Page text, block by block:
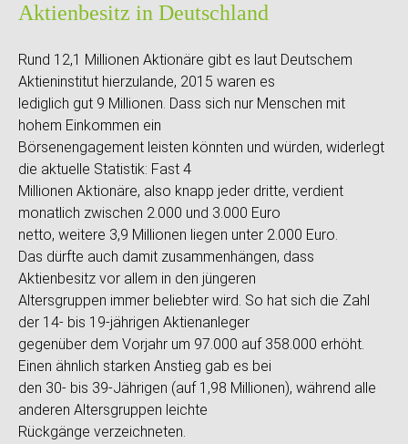
Aktienbesitz in Deutschland
Rund 12,1 Millionen Aktionäre gibt es laut Deutschem
Aktieninstitut hierzulande, 2015 waren es
lediglich gut 9 Millionen. Dass sich nur Menschen mit
hohem Einkommen ein
Börsenengagement leisten könnten und würden, widerlegt
die aktuelle Statistik: Fast 4
Millionen Aktionäre, also knapp jeder dritte, verdient
monatlich zwischen 2.000 und 3.000 Euro
netto, weitere 3,9 Millionen liegen unter 2.000 Euro.
Das dürfte auch damit zusammenhängen, dass
Aktienbesitz vor allem in den jüngeren
Altersgruppen immer beliebter wird. So hat sich die Zahl
der 14- bis 19-jährigen Aktienanleger
gegenüber dem Vorjahr um 97.000 auf 358.000 erhöht.
Einen ähnlich starken Anstieg gab es bei
den 30- bis 39-Jährigen (auf 1,98 Millionen), während alle
anderen Altersgruppen leichte
Rückgänge verzeichneten.